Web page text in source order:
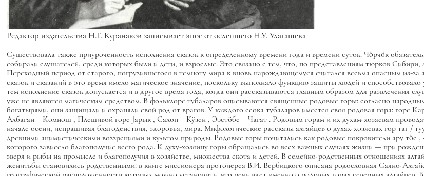
Редактор издательства Н.Г. Куранаков записывает эпос от ослепшего Н.У. Улагашева
Существовала также приуроченность исполнения сказок к определенному времени года и времени суток. Чöрчöк
собирали слушателей, среди которых были и дети, и взрослые. Это связано с тем, что, по представлениям тюрков Сибири,
Переходный период от старого, погрузившегося в темноту мира к вновь нарождающемуся считался весьма опасным из-за
сказок и сказаний в это время имело магическое значение, поскольку выполняло функцию защиты людей и
тем исполнение сказок допускается и в другое время года, когда они рассказываются главным образом для развлечения
уже не являются магическим средством. В фольклоре тубаларов описываются священные родовые горы: согласно
богатырями, они защищали и охраняли свой род от врагов. У каждого сеока тубаларов имеется своя родовая гора: горе
Албаган – Комнош , Плешивой горе Jарык , Салоп – Кӱзен , Ээстӧбе – Чагат . Родовым горам и их духам-хозяевам
начале осени, испрашивая благоденствия, здоровья, мира. Мифологические рассказы алтайцев о духах-хозяевах гор таг /
древними анимистическими воззрениями и культом природы. Родовые горы почитались как родовые покровители ару тöс ,
которого зависело благополучие всего рода. К духу-хозяину горы обращались во всех важных случаях жизни — при
зверя и рыбы на промысле и благополучия в хозяйстве, множества скота и детей. В семейно-родственных отношениях
женитьбы становились родственными: в книге миссионера протоиерея В.И. Вербицкого описана родословная Саяно-